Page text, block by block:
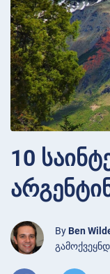
10
By Ben